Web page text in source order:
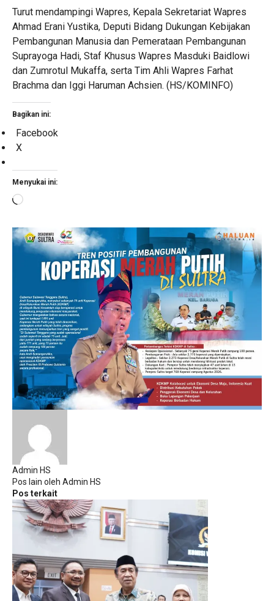
Turut mendampingi Wapres, Kepala Sekretariat Wapres
Ahmad Erani Yustika, Deputi Bidang Dukungan Kebijakan
Pembangunan Manusia dan Pemerataan Pembangunan
Suprayoga Hadi, Staf Khusus Wapres Masduki Baidlowi
dan Zumrotul Mukaffa, serta Tim Ahli Wapres Farhat
Brachma dan Iggi Haruman Achsien. (HS/KOMINFO)
Bagikan ini:
Facebook
X
Menyukai ini:
Memuat...
Admin HS
Pos lain oleh Admin HS
Pos terkait